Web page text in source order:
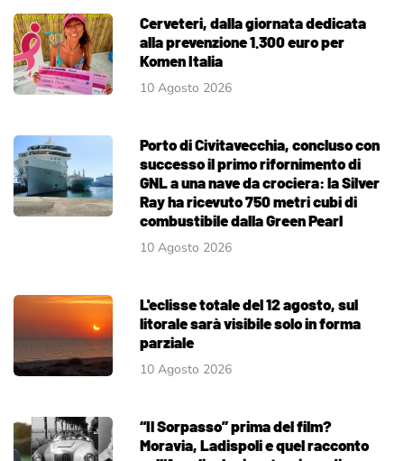
Cerveteri, dalla giornata dedicata
alla prevenzione 1.300 euro per
Komen Italia
10 Agosto 2026
Porto di Civitavecchia, concluso con
successo il primo rifornimento di
GNL a una nave da crociera: la Silver
Ray ha ricevuto 750 metri cubi di
combustibile dalla Green Pearl
10 Agosto 2026
L'eclisse totale del 12 agosto, sul
litorale sarà visibile solo in forma
parziale
10 Agosto 2026
“Il Sorpasso” prima del film?
Moravia, Ladispoli e quel racconto